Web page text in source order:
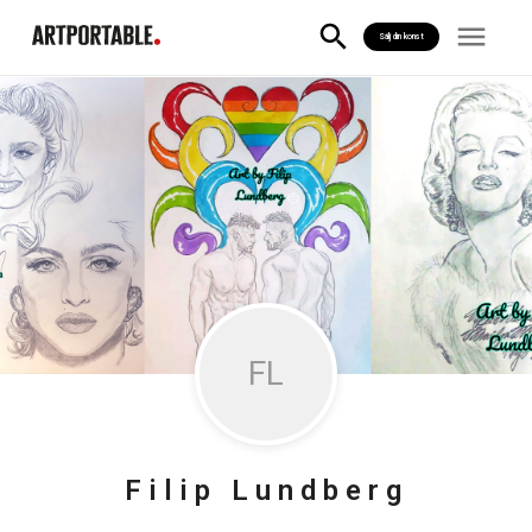
Sälj din konst
FL
Filip Lundberg